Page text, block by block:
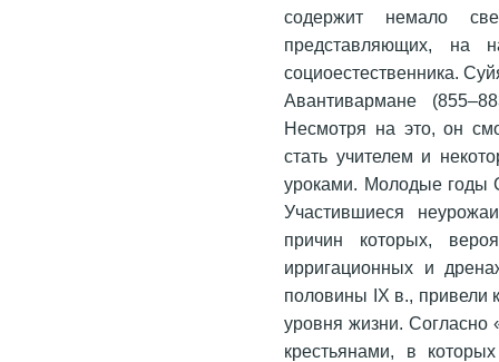
содержит немало
представляющих, на
социоестественника.
Авантивармане
Несмотря на это, он
стать учителем и
уроками. Молодые годы
Участившиеся
причин которых,
ирригационных и
половины IX в., привели
уровня жизни. Согласно
крестьянами, в